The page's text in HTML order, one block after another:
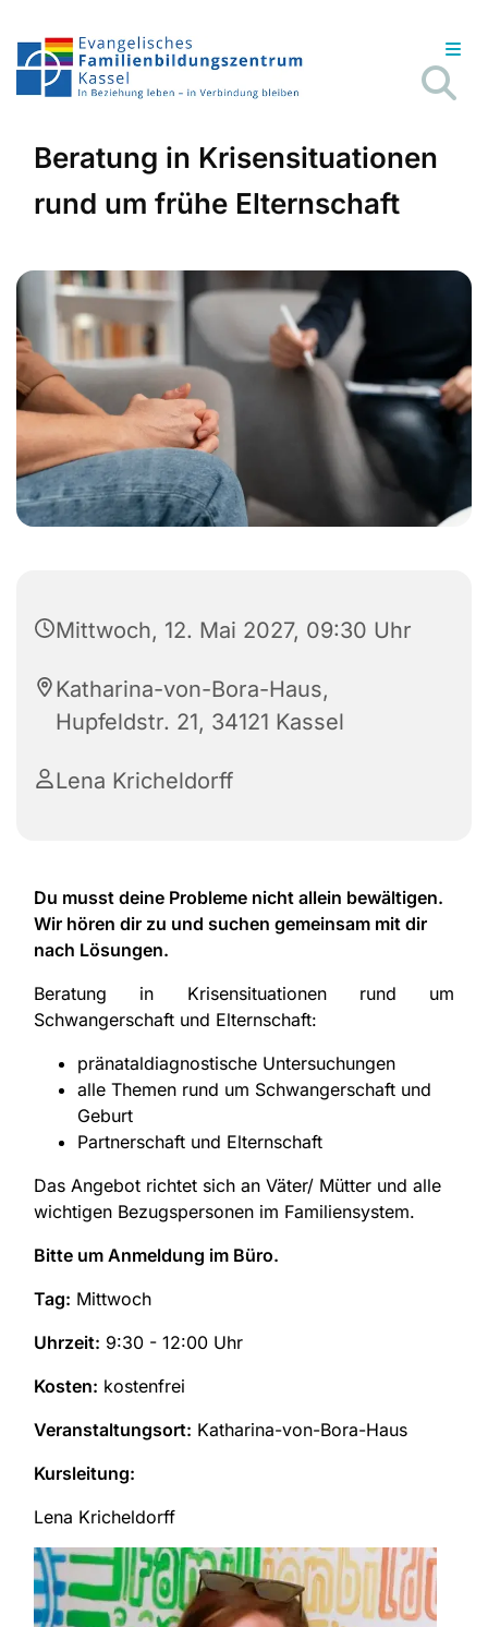
Beratung in Krisensituationen
rund um frühe Elternschaft
Mittwoch, 12. Mai 2027, 09:30 Uhr
Katharina-von-Bora-Haus,
Hupfeldstr. 21, 34121 Kassel
Lena Kricheldorff
Du musst deine Probleme nicht allein bewältigen.
Wir hören dir zu und suchen gemeinsam mit dir
nach Lösungen.
Beratung in Krisensituationen rund um
Schwangerschaft und Elternschaft:
pränataldiagnostische Untersuchungen
alle Themen rund um Schwangerschaft und
Geburt
Partnerschaft und Elternschaft
Das Angebot richtet sich an Väter/ Mütter und alle
wichtigen Bezugspersonen im Familiensystem.
Bitte um Anmeldung im Büro.
Tag: Mittwoch
Uhrzeit: 9:30 - 12:00 Uhr
Kosten: kostenfrei
Veranstaltungsort: Katharina-von-Bora-Haus
Kursleitung:
Lena Kricheldorff